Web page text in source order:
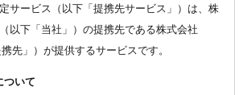
サービス（以下「提携先サービス」）は、株
以下「当社」）の提携先である株式会社
先」）が提供するサービスです。
ついて